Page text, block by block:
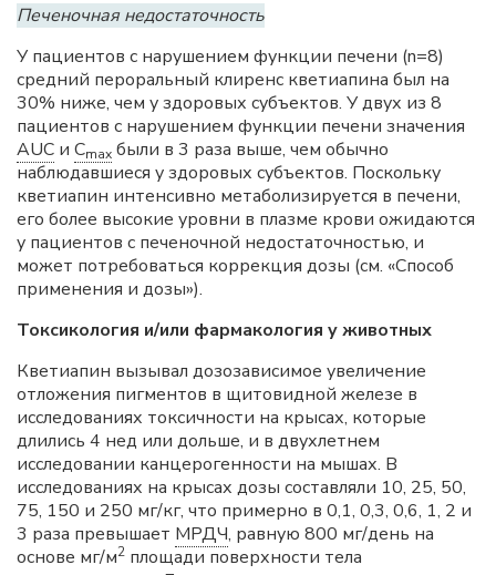
Печеночная недостаточность
У пациентов с нарушением функции печени (n=8)
средний пероральный клиренс кветиапина был на
30% ниже, чем у здоровых субъектов. У двух из 8
пациентов с нарушением функции печени значения
AUC и Cmax были в 3 раза выше, чем обычно
наблюдавшиеся у здоровых субъектов. Поскольку
кветиапин интенсивно метаболизируется в печени,
его более высокие уровни в плазме крови ожидаются
у пациентов с печеночной недостаточностью, и
может потребоваться коррекция дозы (см. «Способ
применения и дозы»).
Токсикология и/или фармакология у животных
Кветиапин вызывал дозозависимое увеличение
отложения пигментов в щитовидной железе в
исследованиях токсичности на крысах, которые
длились 4 нед или дольше, и в двухлетнем
исследовании канцерогенности на мышах. В
исследованиях на крысах дозы составляли 10, 25, 50,
75, 150 и 250 мг/кг, что примерно в 0,1, 0,3, 0,6, 1, 2 и
3 раза превышает МРДЧ, равную 800 мг/день на
основе мг/м2 площади поверхности тела